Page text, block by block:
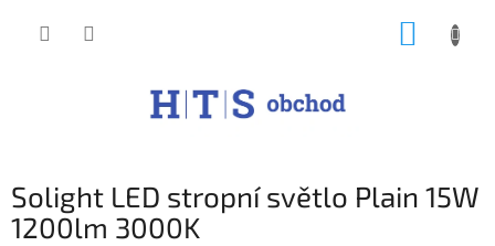
Solight LED stropní světlo Plain 15W
1200lm 3000K